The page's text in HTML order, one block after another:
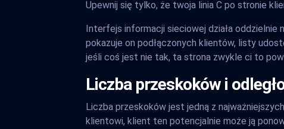
Upewnij się tylko, że twoja linia C po stronie
Interfejs informacji sieciowej działa oddzielnie
pokazuje on podłączonych klientów, listy
jeśli coś jest nie tak, ta strona zwykle ci to
Liczba przeskoków i
Liczba przeskoków jest jedną z
klientowi, klient ten potencjalnie może ją